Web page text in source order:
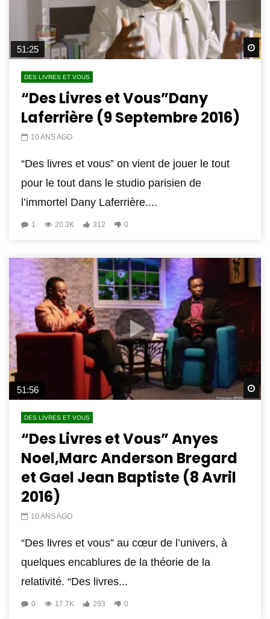
51:25
DES LIVRES ET VOUS
“Des Livres et Vous”Dany
Laferrière (9 Septembre 2016)
10 ANS AGO
“Des livres et vous” on vient de jouer le tout
pour le tout dans le studio parisien de
l’immortel Dany Laferrière....
1 20.3K 312 0
51:56
DES LIVRES ET VOUS
“Des Livres et Vous” Anyes
Noel,Marc Anderson Bregard
et Gael Jean Baptiste (8 Avril
2016)
10 ANS AGO
“Des livres et vous” au cœur de l’univers, à
quelques encablures de la théorie de la
relativité. “Des livres...
0 17.7K 293 0